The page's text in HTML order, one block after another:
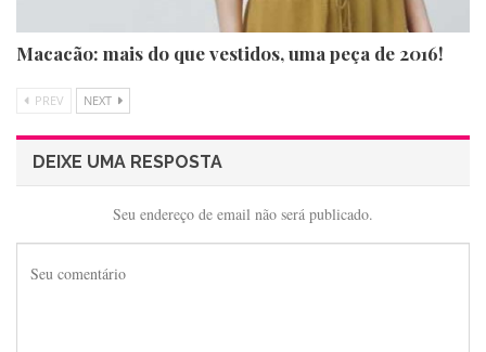
Macacão: mais do que vestidos, uma peça de 2016!
PREV NEXT
DEIXE UMA RESPOSTA
Seu endereço de email não será publicado.